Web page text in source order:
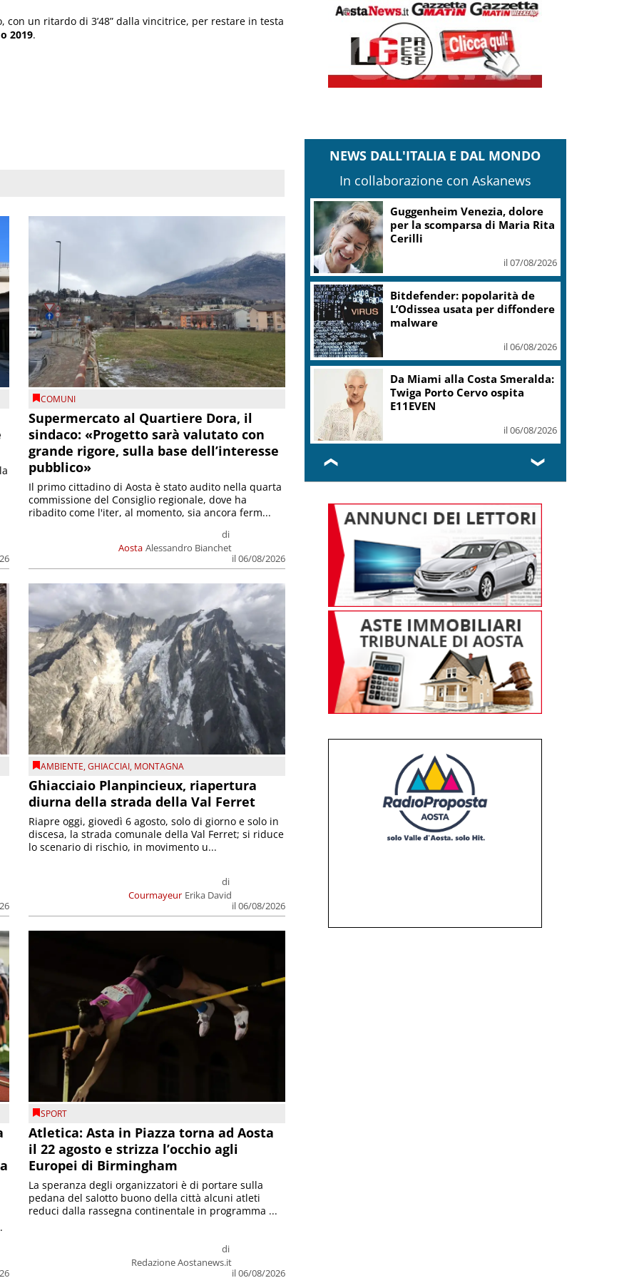
con un ritardo di 3’48” dalla vincitrice, per restare in testa
2019.
COMUNI
Supermercato al Quartiere Dora, il
sindaco: «Progetto sarà valutato con
grande rigore, sulla base dell’interesse
pubblico»
Aosta
di
Alessandro Bianchet
il 06/08/2026
Il primo cittadino di Aosta è stato audito nella quarta
commissione del Consiglio regionale, dove ha
ribadito come l'iter, al momento, sia ancora ferm...
AMBIENTE,GHIACCIAI, MONTAGNA
Ghiacciaio Planpincieux, riapertura
diurna della strada della Val Ferret
Courmayeur
di
Erika David
il 06/08/2026
Riapre oggi, giovedì 6 agosto, solo di giorno e solo in
discesa, la strada comunale della Val Ferret; si riduce
lo scenario di rischio, in movimento u...
SPORT
Atletica: Asta in Piazza torna ad Aosta
il 22 agosto e strizza l’occhio agli
Europei di Birmingham
di
Redazione Aostanews.it
il 06/08/2026
La speranza degli organizzatori è di portare sulla
pedana del salotto buono della città alcuni atleti
reduci dalla rassegna continentale in programma ...
NEWS DALL'ITALIA E DAL MONDO
In collaborazione con Askanews
Covid, ‘Conte-day’ in
commissione: “non sono un
eroe ma un uomo corretto,
il 06/08/2026
Guccini, Meloni: l’ho amato e
mi ha formato, continuerò a
il 06/08/2026
Sogin: in 2025 utile balza oltre
2,5 mln, decommissioning al
il 06/08/2026